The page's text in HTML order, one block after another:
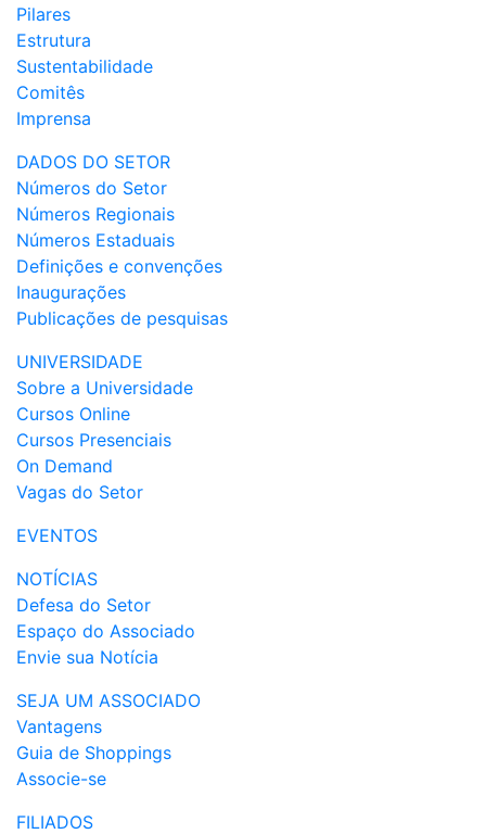
Pilares
Estrutura
Sustentabilidade
Comitês
Imprensa
DADOS DO SETOR
Números do Setor
Números Regionais
Números Estaduais
Definições e convenções
Inaugurações
Publicações de pesquisas
UNIVERSIDADE
Sobre a Universidade
Cursos Online
Cursos Presenciais
On Demand
Vagas do Setor
EVENTOS
NOTÍCIAS
Defesa do Setor
Espaço do Associado
Envie sua Notícia
SEJA UM ASSOCIADO
Vantagens
Guia de Shoppings
Associe-se
FILIADOS